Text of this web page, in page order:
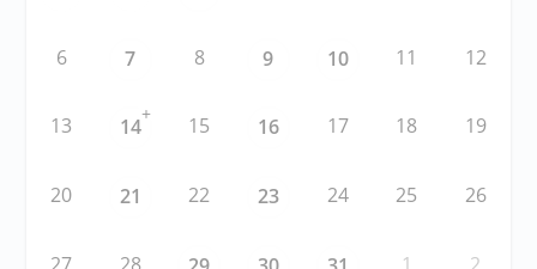
6 7 8 9 10 11 12
13 14
+ 15 16 17 18 19
20 21 22 23 24 25 26
27 28 1 2